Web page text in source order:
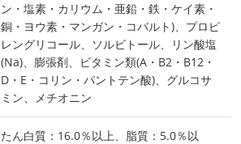
ン・塩素・カリウム・亜鉛・鉄・ケイ素・
銅・ヨウ素・マンガン・コバルト)、プロピ
レングリコール、ソルビトール、リン酸塩
(Na)、膨張剤、ビタミン類(A・B2・B12・
D・E・コリン・パントテン酸)、グルコサ
ミン、メチオニン
たん白質：16.0％以上、脂質：5.0％以